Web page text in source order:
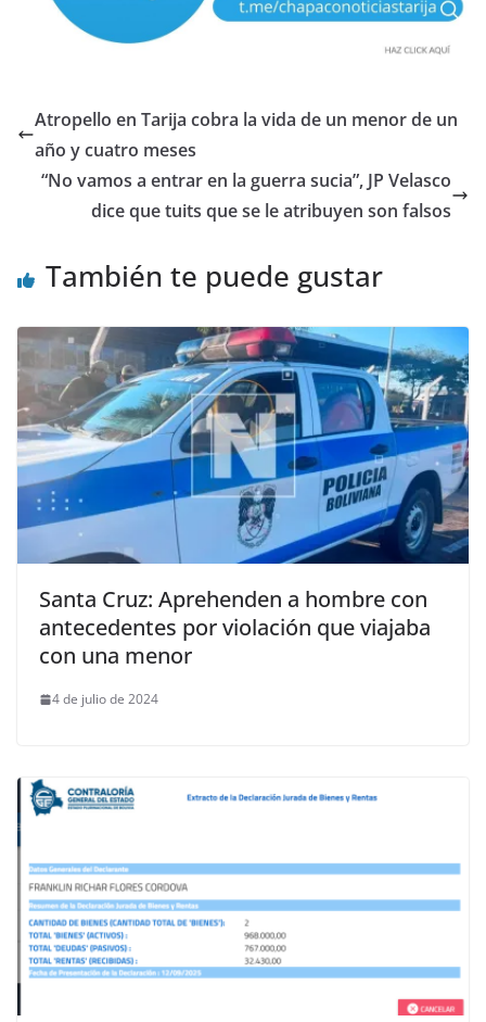
Atropello en Tarija cobra la vida de un menor de un
año y cuatro meses
“No vamos a entrar en la guerra sucia”, JP Velasco
dice que tuits que se le atribuyen son falsos
También te puede gustar
Santa Cruz: Aprehenden a hombre con
antecedentes por violación que viajaba
con una menor
4 de julio de 2024